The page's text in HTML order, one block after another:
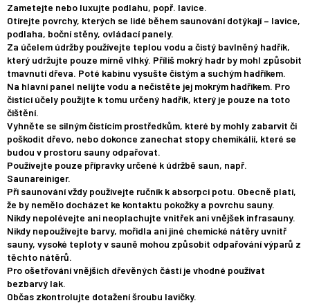
Zametejte nebo luxujte podlahu, popř. lavice.
Otírejte povrchy, kterých se lidé během saunování dotýkají – lavice,
podlaha, boční stěny, ovládací panely.
Za účelem údržby používejte teplou vodu a čistý bavlněný hadřík,
který udržujte pouze mírně vlhký. Příliš mokrý hadr by mohl způsobit
tmavnutí dřeva. Poté kabinu vysušte čistým a suchým hadříkem.
Na hlavní panel nelijte vodu a nečistěte jej mokrým hadříkem. Pro
čistící účely použijte k tomu určený hadřík, který je pouze na toto
čištění.
Vyhněte se silným čistícím prostředkům, které by mohly zabarvit či
poškodit dřevo, nebo dokonce zanechat stopy chemikálií, které se
budou v prostoru sauny odpařovat.
Používejte pouze přípravky určené k údržbě saun, např.
Saunareiniger.
Při saunování vždy používejte ručník k absorpci potu. Obecně platí,
že by nemělo docházet ke kontaktu pokožky a povrchu sauny.
Nikdy nepolévejte ani neoplachujte vnitřek ani vnějšek infrasauny.
Nikdy nepoužívejte barvy, mořidla ani jiné chemické nátěry uvnitř
sauny, vysoké teploty v sauně mohou způsobit odpařování výparů z
těchto nátěrů.
Pro ošetřování vnějších dřevěných částí je vhodné používat
bezbarvý lak.
Občas zkontrolujte dotažení šroubu lavičky.